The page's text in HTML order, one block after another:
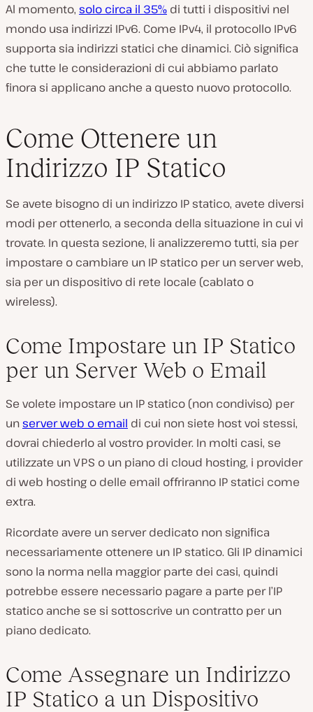
Al momento, solo circa il 35% di tutti i dispositivi nel
mondo usa indirizzi IPv6. Come IPv4, il protocollo IPv6
supporta sia indirizzi statici che dinamici. Ciò significa
che tutte le considerazioni di cui abbiamo parlato
finora si applicano anche a questo nuovo protocollo.
Come Ottenere un
Indirizzo IP Statico
Se avete bisogno di un indirizzo IP statico, avete diversi
modi per ottenerlo, a seconda della situazione in cui vi
trovate. In questa sezione, li analizzeremo tutti, sia per
impostare o cambiare un IP statico per un server web,
sia per un dispositivo di rete locale (cablato o
wireless).
Come Impostare un IP Statico
per un Server Web o Email
Se volete impostare un IP statico (non condiviso) per
unserver web o email di cui non siete host voi stessi,
dovrai chiederlo al vostro provider. In molti casi, se
utilizzate un VPS o un piano di cloud hosting, i provider
di web hosting o delle email offriranno IP statici come
extra.
Ricordate avere un server dedicato non significa
necessariamente ottenere un IP statico. Gli IP dinamici
sono la norma nella maggior parte dei casi, quindi
potrebbe essere necessario pagare a parte per l’IP
statico anche se si sottoscrive un contratto per un
piano dedicato.
Come Assegnare un Indirizzo
IP Statico a un Dispositivo